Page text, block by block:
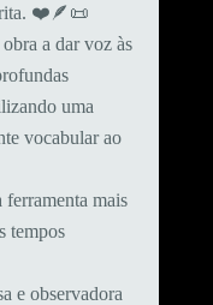
❤️🪶📜
a dar voz às
uma
vocabular ao
ferramenta mais
tempos
e observadora